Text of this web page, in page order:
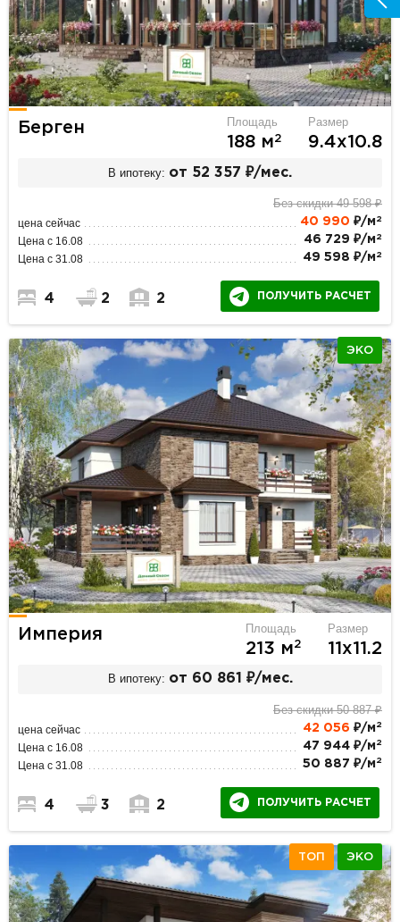
Берген Площадь
188 м2
Размер
9.4х10.8
В ипотеку: от 52 357 ₽/мес.
Без скидки 49 598 ₽
цена сейчас 40 990 ₽/м 2
Цена с 16.08 46 729 ₽/м 2
Цена с 31.08 49 598 ₽/м 2
4 2 2 ПОЛУЧИТЬ РАСЧЕТ
ЭКО
Империя Площадь
213 м2
Размер
11х11.2
В ипотеку: от 60 861 ₽/мес.
Без скидки 50 887 ₽
цена сейчас 42 056 ₽/м 2
Цена с 16.08 47 944 ₽/м 2
Цена с 31.08 50 887 ₽/м 2
4 3 2 ПОЛУЧИТЬ РАСЧЕТ
ТОП ЭКО